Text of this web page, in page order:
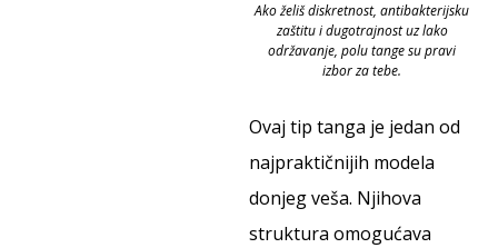
Ako želiš diskretnost, antibakterijsku
zaštitu i dugotrajnost uz lako
održavanje, polu tange su pravi
izbor za tebe.
Ovaj tip tanga je jedan od
najpraktičnijih modela
donjeg veša. Njihova
struktura omogućava